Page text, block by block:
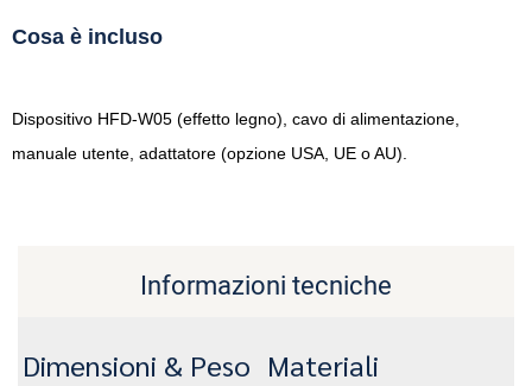
Cosa è incluso
Dispositivo HFD-W05 (effetto legno), cavo di alimentazione,
manuale utente, adattatore (opzione USA, UE o AU).
Informazioni tecniche
Dimensioni & Peso Materiali